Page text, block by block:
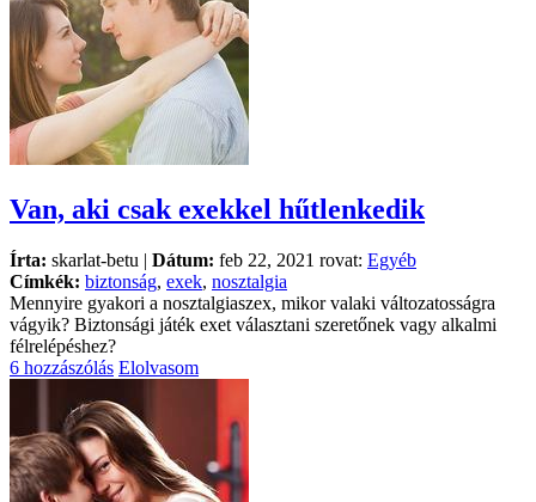
Van, aki csak exekkel hűtlenkedik
Írta: skarlat-betu | Dátum: feb 22, 2021 rovat: Egyéb
Címkék: biztonság, exek, nosztalgia
Mennyire gyakori a nosztalgiaszex, mikor valaki változatosságra
vágyik? Biztonsági játék exet választani szeretőnek vagy alkalmi
félrelépéshez?
6 hozzászólás Elolvasom